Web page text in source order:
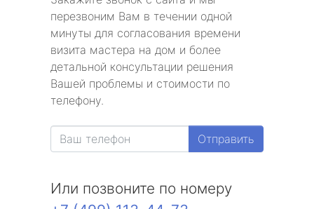
перезвоним Вам в течении одной
минуты для согласования времени
визита мастера на дом и более
детальной консультации решения
Вашей проблемы и стоимости по
телефону.
Отправить
Или позвоните по номеру